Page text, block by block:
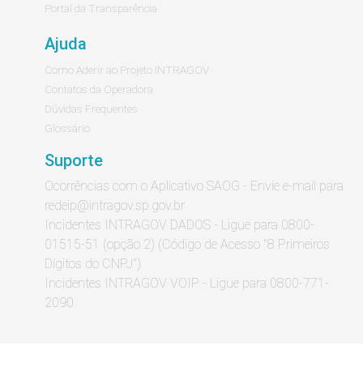
Portal da Transparência
Ajuda
Como Aderir ao Projeto INTRAGOV
Contatos da Operadora
Dúvidas Frequentes
Glossário
Suporte
Ocorrências com o Aplicativo SAOG - Envie e-mail para
redeip@intragov.sp.gov.br
Incidentes INTRAGOV DADOS - Ligue para 0800-
01515-51 (opção 2) (Código de Acesso "8 Primeiros
Dígitos do CNPJ")
Incidentes INTRAGOV VOIP - Ligue para 0800-771-
2090